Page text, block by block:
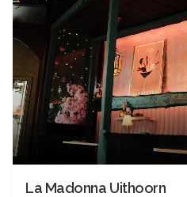
La Madonna Uithoorn